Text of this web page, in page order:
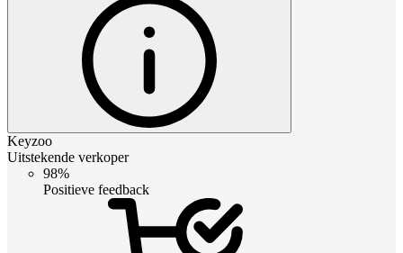
Keyzoo
Uitstekende verkoper
98%
Positieve feedback